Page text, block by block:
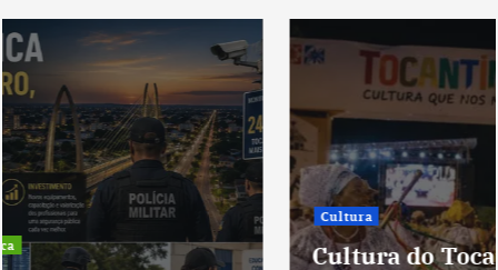
Cultura
Cultura do Tocantins preserva